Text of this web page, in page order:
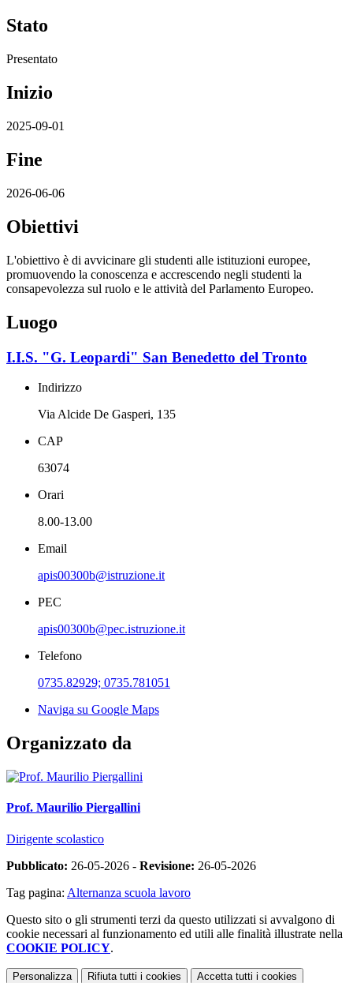
Stato
Presentato
Inizio
2025-09-01
Fine
2026-06-06
Obiettivi
L'obiettivo è di avvicinare gli studenti alle istituzioni europee,
promuovendo la conoscenza e accrescendo negli studenti la
consapevolezza sul ruolo e le attività del Parlamento Europeo.
Luogo
I.I.S. "G. Leopardi" San Benedetto del Tronto
Indirizzo
Via Alcide De Gasperi, 135
CAP
63074
Orari
8.00-13.00
Email
apis00300b@istruzione.it
PEC
apis00300b@pec.istruzione.it
Telefono
0735.82929; 0735.781051
Naviga su Google Maps
Organizzato da
Prof. Maurilio Piergallini
Dirigente scolastico
Pubblicato: 26-05-2026 - Revisione: 26-05-2026
Tag pagina: Alternanza scuola lavoro
Questo sito o gli strumenti terzi da questo utilizzati si avvalgono di
cookie necessari al funzionamento ed utili alle finalità illustrate nella
COOKIE POLICY.
Personalizza Rifiuta tutti i cookies Accetta tutti i cookies